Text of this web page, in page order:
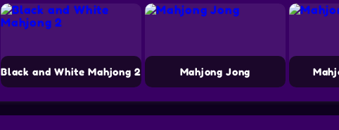
Black and White Mahjong 2 Mahjong Jong